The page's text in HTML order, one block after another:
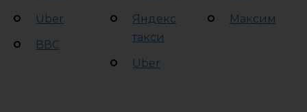
Uber
ВВС
Яндекс
такси
Uber
Максим